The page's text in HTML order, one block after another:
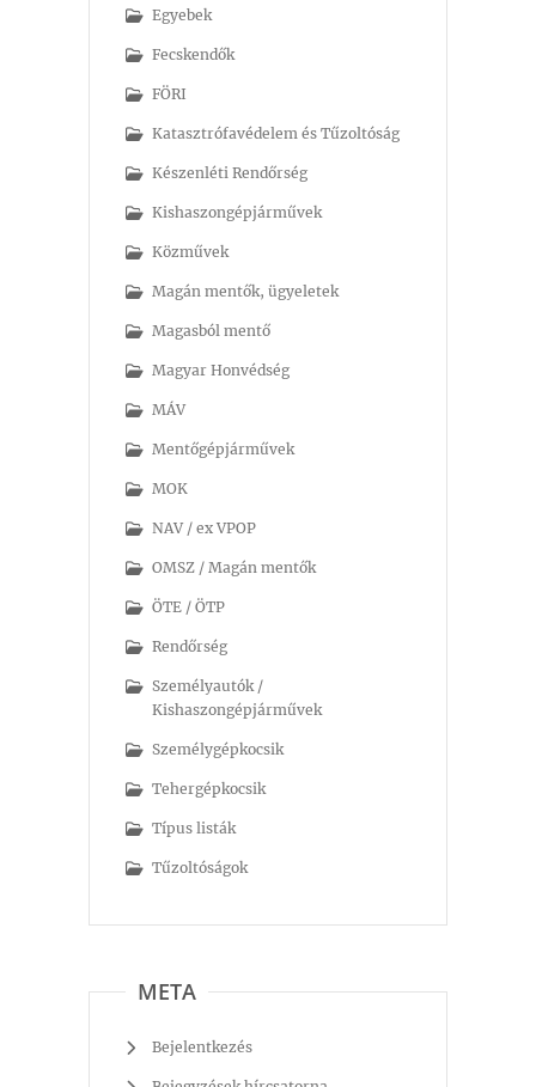
Egyebek
Fecskendők
FÖRI
Katasztrófavédelem és Tűzoltóság
Készenléti Rendőrség
Kishaszongépjárművek
Közművek
Magán mentők, ügyeletek
Magasból mentő
Magyar Honvédség
MÁV
Mentőgépjárművek
MOK
NAV / ex VPOP
OMSZ / Magán mentők
ÖTE / ÖTP
Rendőrség
Személyautók /
Kishaszongépjárművek
Személygépkocsik
Tehergépkocsik
Típus listák
Tűzoltóságok
META
Bejelentkezés